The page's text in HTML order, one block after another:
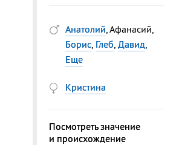
Анатолий, Афанасий,
Борис, Глеб, Давид,
Еще
Кристина
Посмотреть значение
и происхождение